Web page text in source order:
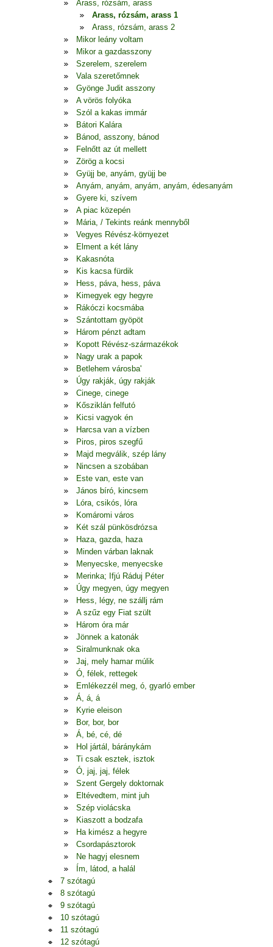
Arass, rózsám, arass
Arass, rózsám, arass 1
Arass, rózsám, arass 2
Mikor leány voltam
Mikor a gazdasszony
Szerelem, szerelem
Vala szeretőmnek
Gyönge Judit asszony
A vörös folyóka
Szól a kakas immár
Bátori Kalára
Bánod, asszony, bánod
Felnőtt az út mellett
Zörög a kocsi
Gyüjj be, anyám, gyüjj be
Anyám, anyám, anyám, anyám, édesanyám
Gyere ki, szívem
A piac közepén
Mária, / Tekints reánk mennyből
Vegyes Révész-környezet
Elment a két lány
Kakasnóta
Kis kacsa fürdik
Hess, páva, hess, páva
Kimegyek egy hegyre
Rákóczi kocsmába
Szántottam gyöpöt
Három pénzt adtam
Kopott Révész-származékok
Nagy urak a papok
Betlehem városba'
Úgy rakják, úgy rakják
Cinege, cinege
Kősziklán felfutó
Kicsi vagyok én
Harcsa van a vízben
Piros, piros szegfű
Majd megválik, szép lány
Nincsen a szobában
Este van, este van
János bíró, kincsem
Lóra, csikós, lóra
Komáromi város
Két szál pünkösdrózsa
Haza, gazda, haza
Minden várban laknak
Menyecske, menyecske
Merinka; Ifjú Ráduj Péter
Úgy megyen, úgy megyen
Hess, légy, ne szállj rám
A szűz egy Fiat szült
Három óra már
Jönnek a katonák
Siralmunknak oka
Jaj, mely hamar múlik
Ó, félek, rettegek
Emlékezzél meg, ó, gyarló ember
Á, á, á
Kyrie eleison
Bor, bor, bor
Á, bé, cé, dé
Hol jártál, báránykám
Ti csak esztek, isztok
Ó, jaj, jaj, félek
Szent Gergely doktornak
Eltévedtem, mint juh
Szép violácska
Kiaszott a bodzafa
Ha kimész a hegyre
Csordapásztorok
Ne hagyj elesnem
Ím, látod, a halál
7 szótagú
8 szótagú
9 szótagú
10 szótagú
11 szótagú
12 szótagú